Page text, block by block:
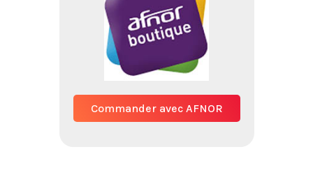
Commander avec AFNOR